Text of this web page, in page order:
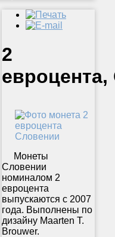
2
Монеты
Словении
номиналом 2
евроцента
выпускаются с 2007
года. Выполнены по
дизайну Maarten T.
Brouwer.